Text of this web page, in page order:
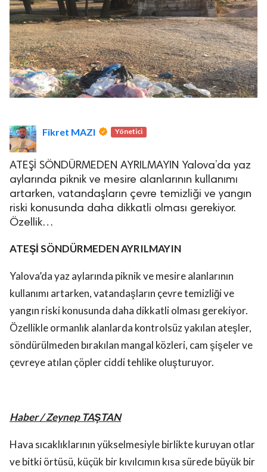
Fikret MAZI Yönetici
ATEŞİ SÖNDÜRMEDEN AYRILMAYIN Yalova’da yaz
aylarında piknik ve mesire alanlarının kullanımı
artarken, vatandaşların çevre temizliği ve yangın
riski konusunda daha dikkatli olması gerekiyor.
Özellik…
ATEŞİ SÖNDÜRMEDEN AYRILMAYIN
Yalova’da yaz aylarında piknik ve mesire alanlarının
kullanımı artarken, vatandaşların çevre temizliği ve
yangın riski konusunda daha dikkatli olması gerekiyor.
Özellikle ormanlık alanlarda kontrolsüz yakılan ateşler,
söndürülmeden bırakılan mangal közleri, cam şişeler ve
çevreye atılan çöpler ciddi tehlike oluşturuyor.
Haber / Zeynep TAŞTAN
Hava sıcaklıklarının yükselmesiyle birlikte kuruyan otlar
ve bitki örtüsü, küçük bir kıvılcımın kısa sürede büyük bir